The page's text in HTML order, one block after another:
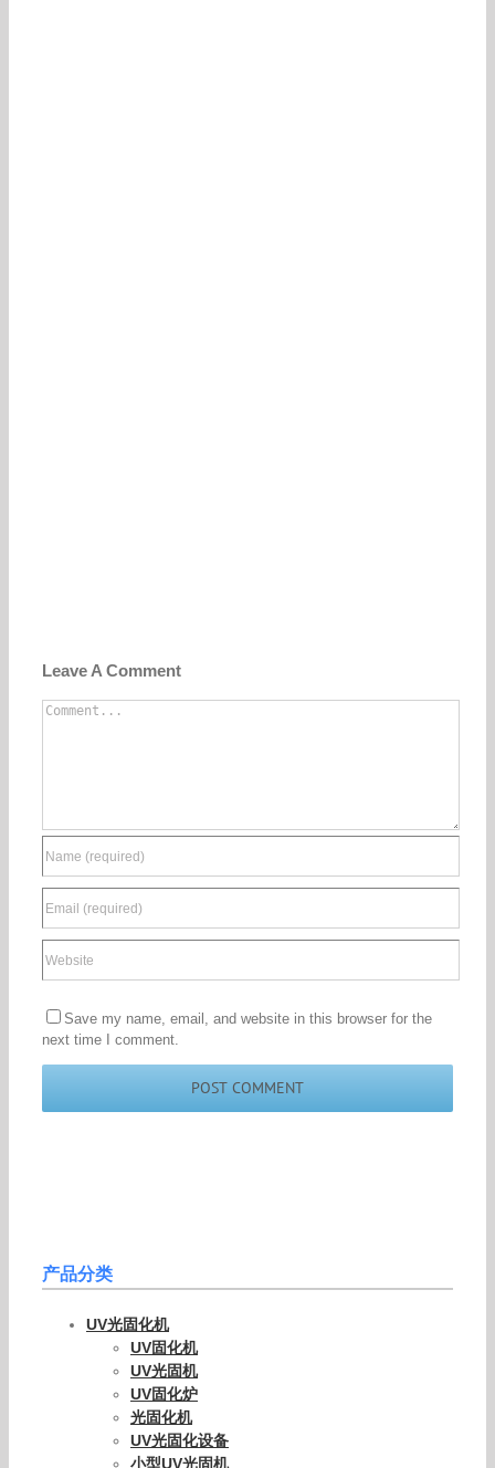
Leave A Comment
Comment
Save my name, email, and website in this browser for the
next time I comment.
产品分类
UV光固化机
UV固化机
UV光固机
UV固化炉
光固化机
UV光固化设备
小型UV光固机